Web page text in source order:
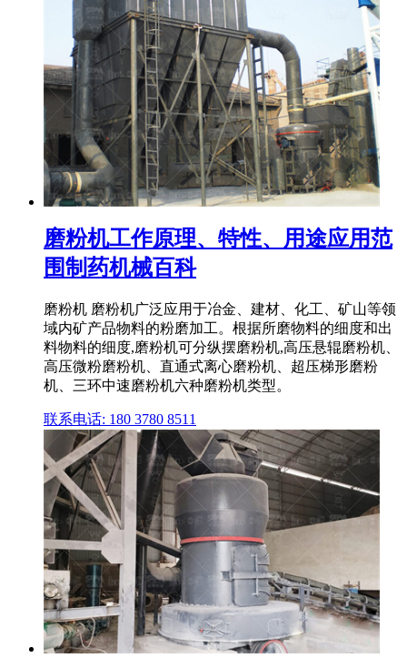
磨粉机工作原理、特性、用途应用范
围制药机械百科
磨粉机 磨粉机广泛应用于冶金、建材、化工、矿山等领
域内矿产品物料的粉磨加工。根据所磨物料的细度和出
料物料的细度,磨粉机可分纵摆磨粉机,高压悬辊磨粉机、
高压微粉磨粉机、直通式离心磨粉机、超压梯形磨粉
机、三环中速磨粉机六种磨粉机类型。
联系电话: 180 3780 8511